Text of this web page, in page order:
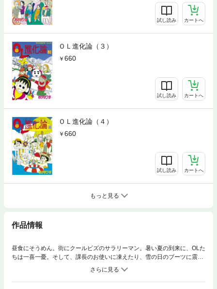
試し読み カートへ
ＯＬ進化論（３）
660
試し読み カートへ
ＯＬ進化論（４）
660
試し読み カートへ
もっと見る
作品情報
昼食にそうめん。街にクールビズのサラリーマン。暑い夏の到来に、OLた
ちは一喜一憂。そして、課長のお使いに凍えたり、雪の日のブーツに震え
上がる冬の日にも一喜一憂。肌焼く陽射しが照りつけようと、寒風･木枯
らし吹きすさぶとも、常にアツいのがOL魂! 新たな笑いのタネを見つけ続
けていざ第26巻!! 名物シリーズ｢35歳で独身で｣に続き、田中さんファン必